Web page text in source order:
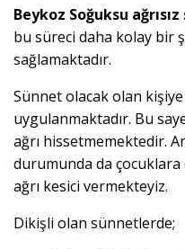
Beykoz Soğuksu
bu süreci daha kolay bir
sağlamaktadır.
Sünnet olacak olan kişiye
uygulanmaktadır. Bu
ağrı hissetmemektedir.
durumunda da çocuklara
ağrı kesici vermekteyiz.
Dikişli olan sünnetlerde;